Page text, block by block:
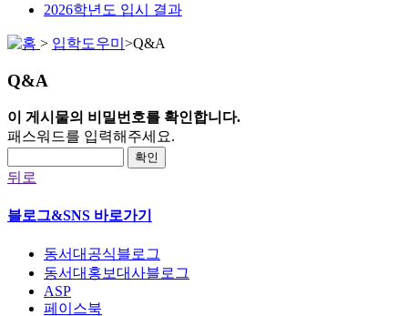
2026학년도 입시 결과
> 입학도우미 >Q&A
Q&A
이 게시물의 비밀번호를 확인합니다.
패스워드를 입력해주세요.
확인
뒤로
블로그&SNS 바로가기
동서대공식블로그
동서대홍보대사블로그
ASP
페이스북